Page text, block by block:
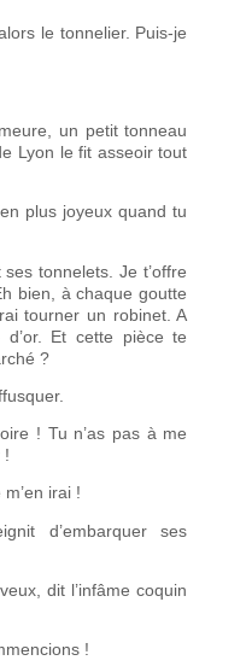
le tonnelier. Puis-je
un petit tonneau
Lyon le fit asseoir tout
plus joyeux quand tu
tonnelets. Je t’offre
bien, à chaque goutte
tourner un robinet. A
Et cette pièce te
?
! Tu n’as pas à me
!
irai !
d’embarquer ses
dit l’infâme coquin
!